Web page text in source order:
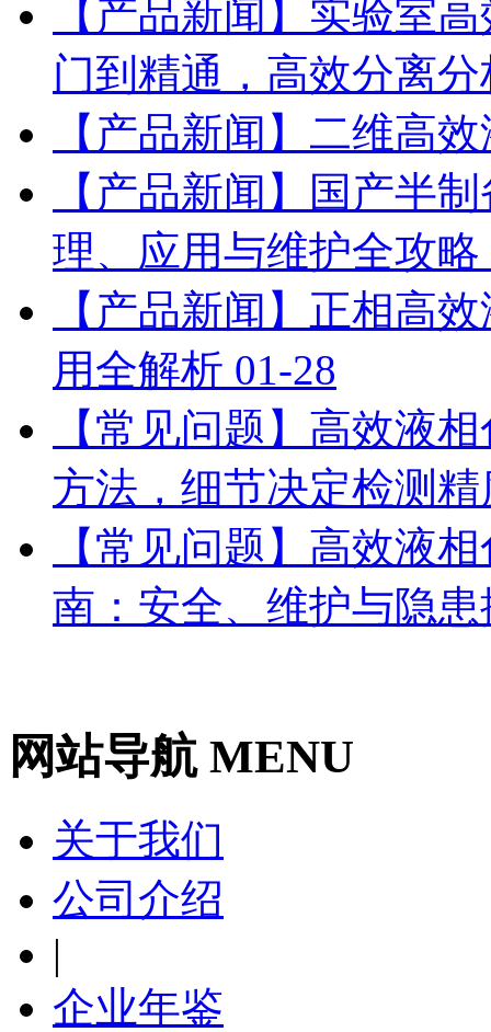
【产品新闻】实验室
门到精通，高效分离
【产品新闻】二维高
【产品新闻】国产半
理、应用与维护全攻略
【产品新闻】正相高
用全解析 01-28
【常见问题】高效液
方法，细节决定检测
【常见问题】高效液
南：安全、维护与隐
网站导航 MENU
关于我们
公司介绍
|
企业年鉴